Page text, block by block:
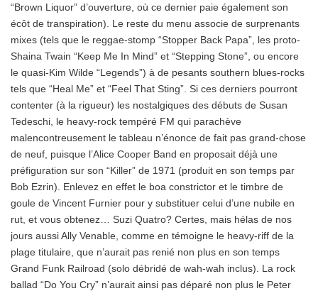
“Brown Liquor” d’ouverture, où ce dernier paie également son
écôt de transpiration). Le reste du menu associe de surprenants
mixes (tels que le reggae-stomp “Stopper Back Papa”, les proto-
Shaina Twain “Keep Me In Mind” et “Stepping Stone”, ou encore
le quasi-Kim Wilde “Legends”) à de pesants southern blues-rocks
tels que “Heal Me” et “Feel That Sting”. Si ces derniers pourront
contenter (à la rigueur) les nostalgiques des débuts de Susan
Tedeschi, le heavy-rock tempéré FM qui parachève
malencontreusement le tableau n’énonce de fait pas grand-chose
de neuf, puisque l’Alice Cooper Band en proposait déjà une
préfiguration sur son “Killer” de 1971 (produit en son temps par
Bob Ezrin). Enlevez en effet le boa constrictor et le timbre de
goule de Vincent Furnier pour y substituer celui d’une nubile en
rut, et vous obtenez… Suzi Quatro? Certes, mais hélas de nos
jours aussi Ally Venable, comme en témoigne le heavy-riff de la
plage titulaire, que n’aurait pas renié non plus en son temps
Grand Funk Railroad (solo débridé de wah-wah inclus). La rock
ballad “Do You Cry” n’aurait ainsi pas déparé non plus le Peter